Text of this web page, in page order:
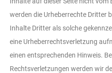
werden die Urheberrechte Dritter
Inhalte Dritter als solche
eine Urheberrechtsverletzung
einen entsprechenden Hinweis.
Rechtsverletzungen werden wir